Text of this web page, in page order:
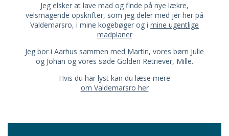
Jeg elsker at lave mad og finde på nye lækre,
velsmagende opskrifter, som jeg deler med jer her på
Valdemarsro, i mine kogebøger og i mine ugentlige
madplaner
Jeg bor i Aarhus sammen med Martin, vores børn Julie
og Johan og vores søde Golden Retriever, Mille.
Hvis du har lyst kan du læse mere
om Valdemarsro her